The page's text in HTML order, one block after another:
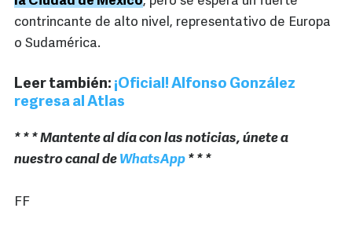
contrincante de alto nivel, representativo de Europa
o Sudamérica.
Leer también: ¡Oficial! Alfonso González
regresa al Atlas
* * * Mantente al día con las noticias, únete a
nuestro canal de WhatsApp * * *
FF